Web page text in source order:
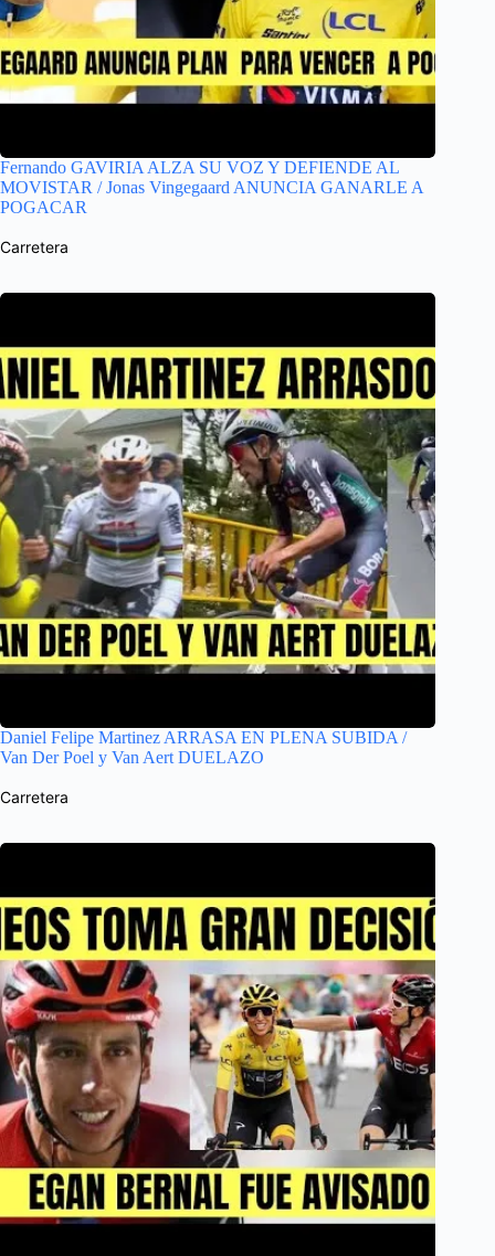
Fernando GAVIRIA ALZA SU VOZ Y DEFIENDE AL
MOVISTAR / Jonas Vingegaard ANUNCIA GANARLE A
POGACAR
Carretera
Daniel Felipe Martinez ARRASA EN PLENA SUBIDA /
Van Der Poel y Van Aert DUELAZO
Carretera